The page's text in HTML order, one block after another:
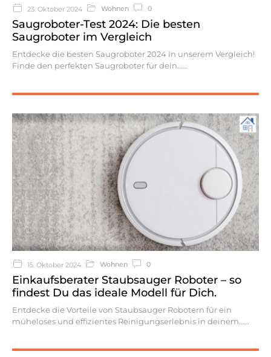
23. Oktober 2024 Wohnen 0
Saugroboter-Test 2024: Die besten
Saugroboter im Vergleich
Entdecke die besten Saugroboter 2024 in unserem Vergleich!
Finde den perfekten Saugroboter für dein…
15. Oktober 2024 Wohnen 0
Einkaufsberater Staubsauger Roboter – so
findest Du das ideale Modell für Dich.
Entdecke die Vorteile von Staubsauger Robotern für ein
müheloses und effizientes Reinigungserlebnis in deinem…